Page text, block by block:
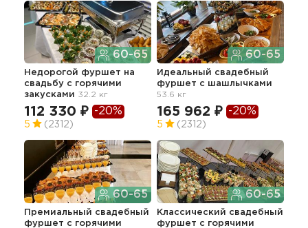
60-65
Недорогой фуршет на
свадьбу с горячими
закусками 32.2 кг
112 330 ₽ -20%
5 (2312)
60-65
Идеальный свадебный
фуршет с шашлычками
53.6 кг
165 962 ₽ -20%
5 (2312)
60-65
Премиальный свадебный
фуршет с горячими
60-65
Классический свадебный
фуршет с горячими